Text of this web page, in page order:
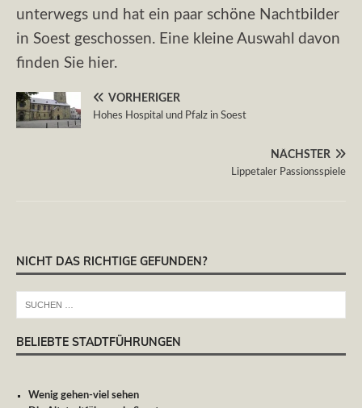
unterwegs und hat ein paar schöne Nachtbilder
in Soest geschossen. Eine kleine Auswahl davon
finden Sie hier.
VORHERIGER
Hohes Hospital und Pfalz in Soest
NÄCHSTER
Lippetaler Passionsspiele
NICHT DAS RICHTIGE GEFUNDEN?
BELIEBTE STADTFÜHRUNGEN
Wenig gehen-viel sehen